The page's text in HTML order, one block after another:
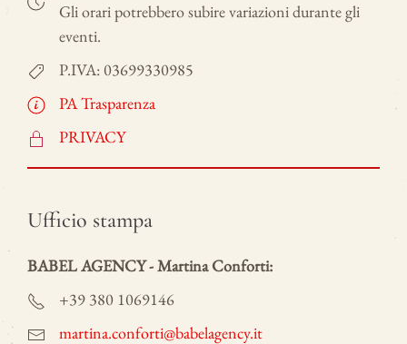
Gli orari potrebbero subire variazioni durante gli
eventi.
P.IVA: 03699330985
PA Trasparenza
PRIVACY
Ufficio stampa
BABEL AGENCY - Martina Conforti:
+39 380 1069146
martina.conforti@babelagency.it